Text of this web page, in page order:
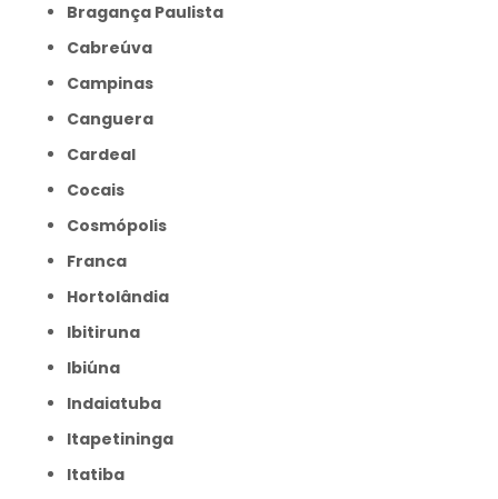
Bragança Paulista
Cabreúva
Campinas
Canguera
Cardeal
Cocais
Cosmópolis
Franca
Hortolândia
Ibitiruna
Ibiúna
Indaiatuba
Itapetininga
Itatiba